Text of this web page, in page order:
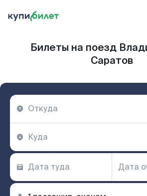
Билеты на поезд
Саратов